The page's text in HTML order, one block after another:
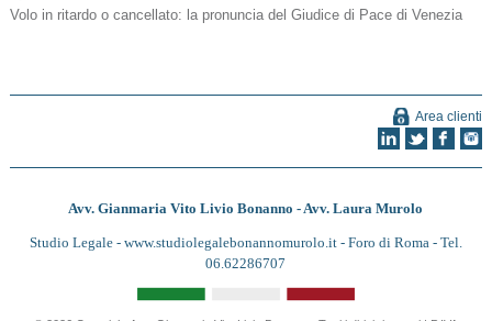
Volo in ritardo o cancellato: la pronuncia del Giudice di Pace di Venezia
Area clienti
Avv. Gianmaria Vito Livio Bonanno - Avv. Laura Murolo
Studio Legale - www.studiolegalebonannomurolo.it - Foro di Roma - Tel.
06.62286707